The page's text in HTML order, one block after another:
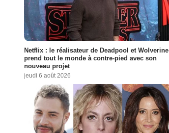
Netflix : le réalisateur de Deadpool et Wolverine
prend tout le monde à contre-pied avec son
nouveau projet
jeudi 6 août 2026